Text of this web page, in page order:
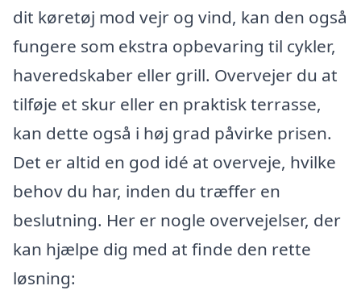
dit køretøj mod vejr og vind, kan den også
fungere som ekstra opbevaring til cykler,
haveredskaber eller grill. Overvejer du at
tilføje et skur eller en praktisk terrasse,
kan dette også i høj grad påvirke prisen.
Det er altid en god idé at overveje, hvilke
behov du har, inden du træffer en
beslutning. Her er nogle overvejelser, der
kan hjælpe dig med at finde den rette
løsning: